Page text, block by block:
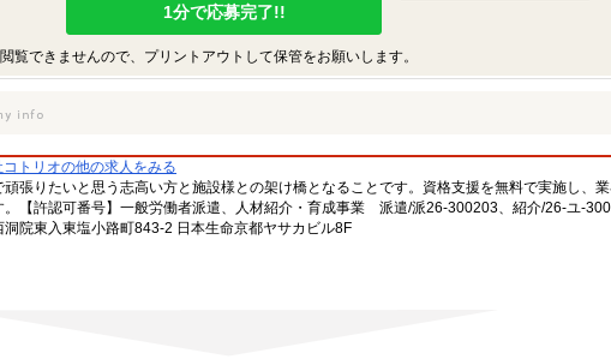
1分で応募完了!!
覧できませんので、プリントアウトして保管をお願いします。
トリオの他の求人をみる
頑張りたいと思う志高い方と施設様との架け橋となることです。資格支援を無料で実施し、
。【許認可番号】一般労働者派遣、人材紹介・育成事業 派遣/派26-300203、紹介/26-ユ-
院東入東塩小路町843-2 日本生命京都ヤサカビル8F